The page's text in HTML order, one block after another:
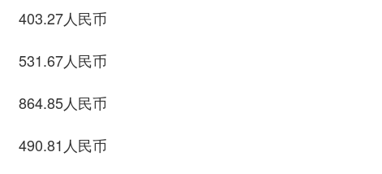
人民币
人民币
人民币
民币